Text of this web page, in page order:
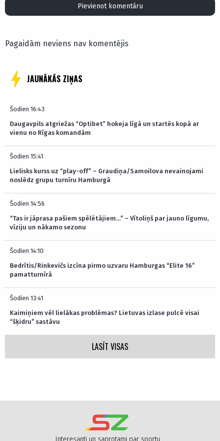
Pievienot komentāru
Pagaidām neviens nav komentējis
JAUNĀKĀS ZIŅAS
Šodien 16:43
Daugavpils atgriežas “Optibet” hokeja līgā un startēs kopā ar
vienu no Rīgas komandām
Šodien 15:41
Lielisks kurss uz “play-off” – Graudiņa/Samoilova nevainojami
noslēdz grupu turnīru Hamburgā
Šodien 14:56
“Tas ir jāprasa pašiem spēlētājiem…” – Vītoliņš par jauno līgumu,
vīziju un nākamo sezonu
Šodien 14:10
Bedrītis/Rinkevičs izcīna pirmo uzvaru Hamburgas “Elite 16”
pamatturnīrā
Šodien 13:41
Kaimiņiem vēl lielākas problēmas? Lietuvas izlase pulcē visai
“šķidru” sastāvu
LASĪT VISAS
Interesanti un saprotami par sportu